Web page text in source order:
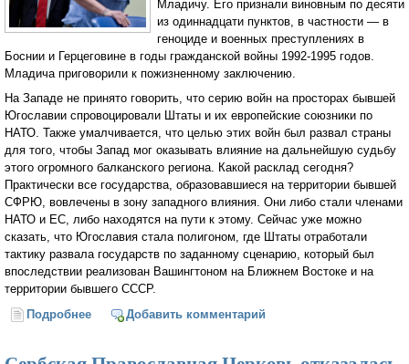
Младичу. Его признали виновным по десяти
из одиннадцати пунктов, в частности — в
геноциде и военных преступлениях в
Боснии и Герцеговине в годы гражданской войны 1992-1995 годов.
Младича приговорили к пожизненному заключению.
На Западе не принято говорить, что серию войн на просторах бывшей
Югославии спровоцировали Штаты и их европейские союзники по
НАТО. Также умалчивается, что целью этих войн был развал страны
для того, чтобы Запад мог оказывать влияние на дальнейшую судьбу
этого огромного балканского региона. Какой расклад сегодня?
Практически все государства, образовавшиеся на территории бывшей
СФРЮ, вовлечены в зону западного влияния. Они либо стали членами
НАТО и ЕС, либо находятся на пути к этому. Сейчас уже можно
сказать, что Югославия стала полигоном, где Штаты отработали
тактику развала государств по заданному сценарию, который был
впоследствии реализован Вашингтоном на Ближнем Востоке и на
территории бывшего СССР.
Подробнее о «Все это ложь!». Как в Гааге судили сербского
Добавить комментарий